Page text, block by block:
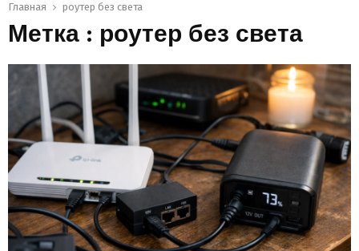
Главная роутер без света
Метка : роутер без света